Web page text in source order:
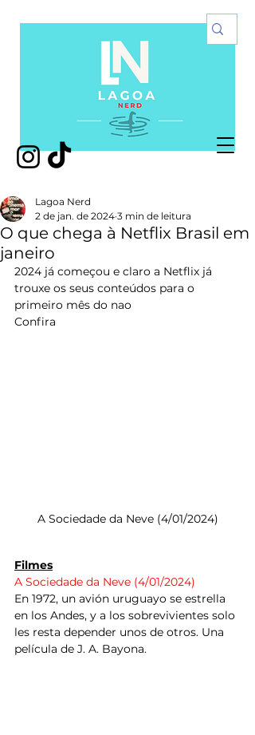
O que chega à Netflix Brasil em
janeiro
Lagoa Nerd
2 de jan. de 2024 3 min de leitura
2024 já começou e claro a Netflix já
trouxe os seus conteúdos para o
primeiro mês do nao
Confira
A Sociedade da Neve (4/01/2024)
Filmes
A Sociedade da Neve (4/01/2024)
En 1972, un avión uruguayo se estrella
en los Andes, y a los sobrevivientes solo
les resta depender unos de otros. Una
película de J. A. Bayona.